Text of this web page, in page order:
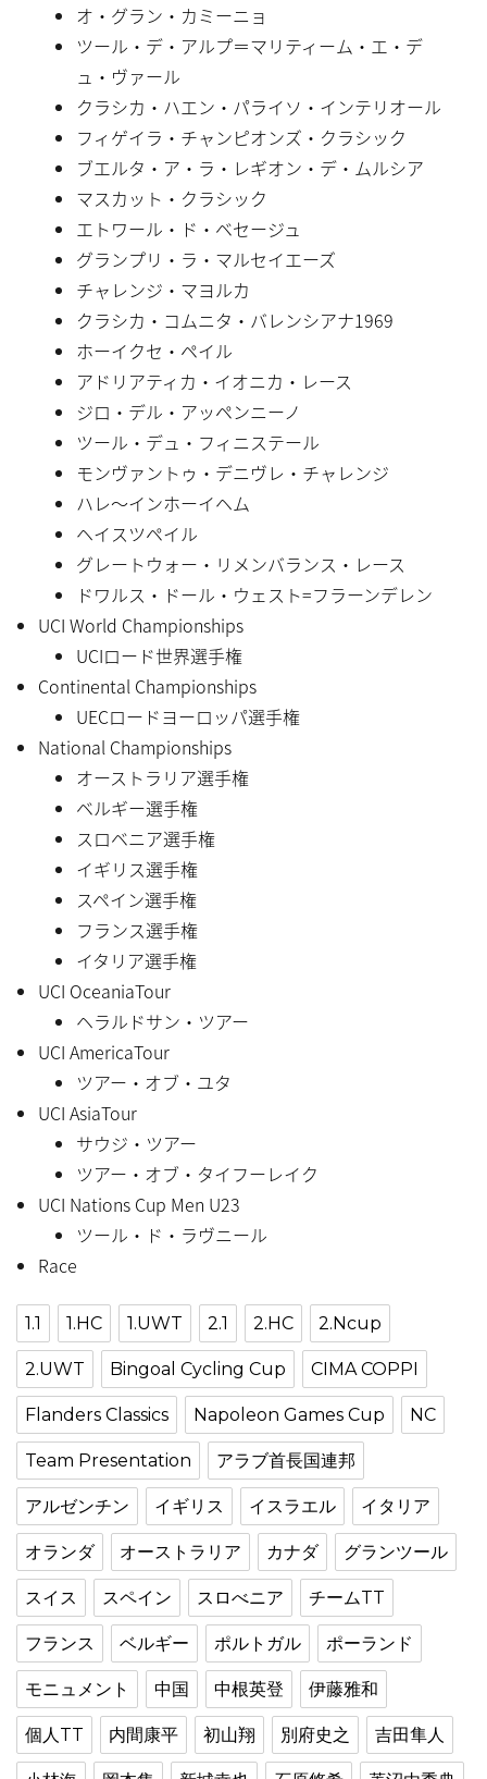
オ・グラン・カミーニョ
ツール・デ・アルプ＝マリティーム・エ・デ
ュ・ヴァール
クラシカ・ハエン・パライソ・インテリオール
フィゲイラ・チャンピオンズ・クラシック
ブエルタ・ア・ラ・レギオン・デ・ムルシア
マスカット・クラシック
エトワール・ド・ベセージュ
グランプリ・ラ・マルセイエーズ
チャレンジ・マヨルカ
クラシカ・コムニタ・バレンシアナ1969
ホーイクセ・ペイル
アドリアティカ・イオニカ・レース
ジロ・デル・アッペンニーノ
ツール・デュ・フィニステール
モンヴァントゥ・デニヴレ・チャレンジ
ハレ〜インホーイヘム
ヘイスツペイル
グレートウォー・リメンバランス・レース
ドワルス・ドール・ウェスト=フラーンデレン
UCI World Championships
UCIロード世界選手権
Continental Championships
UECロードヨーロッパ選手権
National Championships
オーストラリア選手権
ベルギー選手権
スロベニア選手権
イギリス選手権
スペイン選手権
フランス選手権
イタリア選手権
UCI OceaniaTour
ヘラルドサン・ツアー
UCI AmericaTour
ツアー・オブ・ユタ
UCI AsiaTour
サウジ・ツアー
ツアー・オブ・タイフーレイク
UCI Nations Cup Men U23
ツール・ド・ラヴニール
Race
1.1 1.HC 1.UWT 2.1 2.HC 2.Ncup
2.UWT Bingoal Cycling Cup CIMA COPPI
Flanders Classics Napoleon Games Cup NC
Team Presentation アラブ首長国連邦
アルゼンチン イギリス イスラエル イタリア
オランダ オーストラリア カナダ グランツール
スイス スペイン スロべニア チームTT
フランス ベルギー ポルトガル ポーランド
モニュメント 中国 中根英登 伊藤雅和
個人TT 内間康平 初山翔 別府史之 吉田隼人